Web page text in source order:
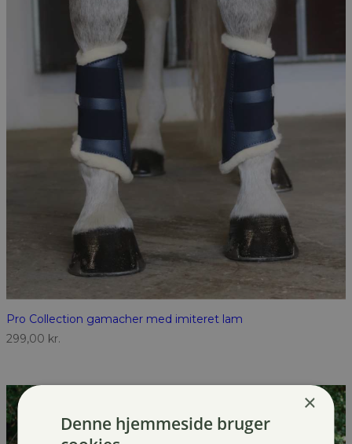
Pro Collection gamacher med imiteret lam
299,00 kr.
×
Denne hjemmeside bruger